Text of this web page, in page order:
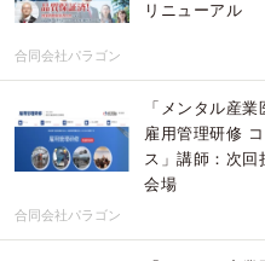
リニューアル
合同会社パラゴン
「メンタル産
雇用管理研修
ス」講師：次回
会場
合同会社パラゴン